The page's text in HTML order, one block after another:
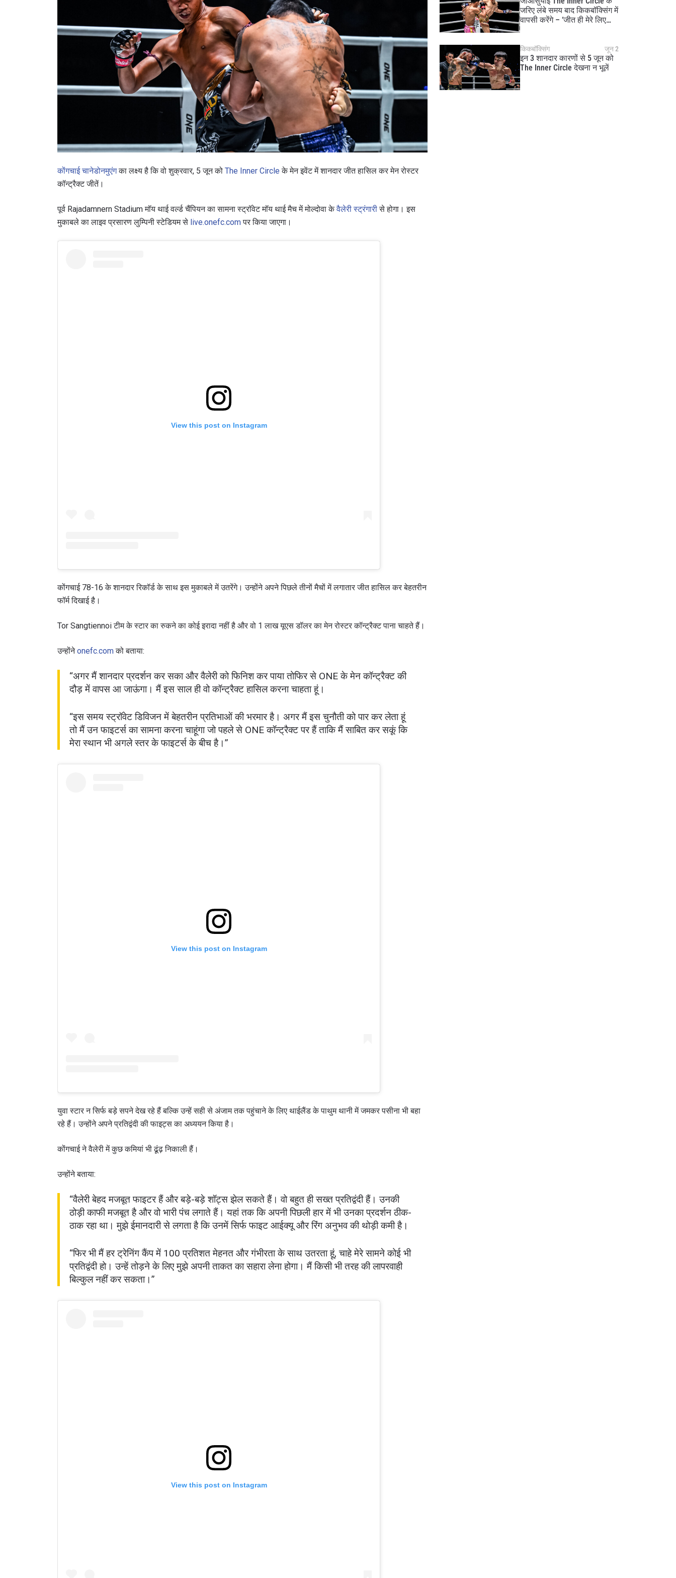
कोंगचाई चानेडोनमुएंगका लक्ष्य है कि वो शुक्रवार, 5 जून को The Inner Circle के मेन इवेंट में शानदार जीत हासिल कर मेन रोस्टर
कॉन्ट्रैक्ट जीतें।
पूर्व Rajadamnern Stadium मॉय थाई वर्ल्ड चैंपियन का सामना स्ट्रॉवेट मॉय थाई मैच में मोल्दोवा केवैलेरी स्ट्रंगारीसे होगा। इस
मुकाबले का लाइव प्रसारण लुम्पिनी स्टेडियम से live.onefc.comपर किया जाएगा।
View this post on Instagram
कोंगचाई 78-16 के शानदार रिकॉर्ड के साथ इस मुकाबले में उतरेंगे। उन्होंने अपने पिछले तीनों मैचों में लगातार जीत हासिल कर बेहतरीन
फॉर्म दिखाई है।
Tor Sangtiennoi टीम के स्टार का रुकने का कोई इरादा नहीं है और वो 1 लाख यूएस डॉलर का मेन रोस्टर कॉन्ट्रैक्ट पाना चाहते हैं।
उन्होंनेonefc.comको बताया:
“अगर मैं शानदार प्रदर्शन कर सका और वैलेरी को फिनिश कर पाया तोफिर से ONE के मेन कॉन्ट्रैक्ट की
दौड़ में वापस आ जाऊंगा। मैं इस साल ही वो कॉन्ट्रैक्ट हासिल करना चाहता हूं।
“इस समय स्ट्रॉवेट डिविजन में बेहतरीन प्रतिभाओं की भरमार है। अगर मैं इस चुनौती को पार कर लेता हूं
तो मैं उन फाइटर्स का सामना करना चाहूंगा जो पहले से ONE कॉन्ट्रैक्ट पर हैं ताकि मैं साबित कर सकूं कि
मेरा स्थान भी अगले स्तर के फाइटर्स के बीच है।”
View this post on Instagram
युवा स्टार न सिर्फ बड़े सपने देख रहे हैं बल्कि उन्हें सही से अंजाम तक पहुंचाने के लिए थाईलैंड के पाथुम थानी में जमकर पसीना भी बहा
रहे हैं। उन्होंने अपने प्रतिद्वंदी की फाइट्स का अध्ययन किया है।
कोंगचाई ने वैलेरी में कुछ कमियां भी ढूंढ़ निकाली हैं।
उन्होंने बताया:
“वैलेरी बेहद मजबूत फाइटर हैं और बड़े-बड़े शॉट्स झेल सकते हैं। वो बहुत ही सख्त प्रतिद्वंदी हैं। उनकी
ठोड़ी काफी मजबूत है और वो भारी पंच लगाते हैं। यहां तक कि अपनी पिछली हार में भी उनका प्रदर्शन ठीक-
ठाक रहा था। मुझे ईमानदारी से लगता है कि उनमें सिर्फ फाइट आईक्यू और रिंग अनुभव की थोड़ी कमी है।
“फिर भी मैं हर ट्रेनिंग कैंप में 100 प्रतिशत मेहनत और गंभीरता के साथ उतरता हूं, चाहे मेरे सामने कोई भी
प्रतिद्वंदी हो। उन्हें तोड़ने के लिए मुझे अपनी ताकत का सहारा लेना होगा। मैं किसी भी तरह की लापरवाही
बिल्कुल नहीं कर सकता।”
View this post on Instagram
जरिए लंबे समय बाद किकबॉक्सिंग में
वापसी करेंगे – ‘जीत ही मेरे लिए
किकबॉक्सिंग जून 2
इन 3 शानदार कारणों से 5 जून को
The Inner Circle देखना न भूलें